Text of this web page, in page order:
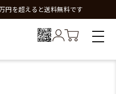
円を超えると送料無料です